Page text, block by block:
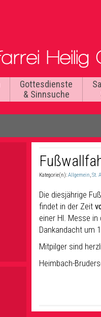
Gottesdienste
& Sinnsuche
Kategorie(n):Allgemein,St.
Die diesjährige
findet in der Zeit
einer Hl. Messe
Dankandacht um
Mitpilger sind
Heimbach-